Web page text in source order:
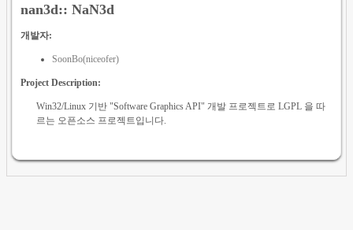
nan3d:: NaN3d
개발자:
SoonBo(niceofer)
Project Description:
Win32/Linux 기반 "Software Graphics API" 개발 프로젝트로 LGPL 을 따
르는 오픈소스 프로젝트입니다.